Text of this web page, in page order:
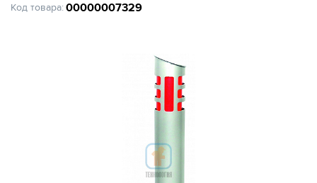
Код товара: 00000007329